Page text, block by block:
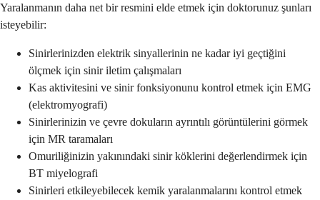
Yaralanmanın daha net bir resmini elde etmek için doktorunuz şunları
isteyebilir:
Sinirlerinizden elektrik sinyallerinin ne kadar iyi geçtiğini
ölçmek için sinir iletim çalışmaları
Kas aktivitesini ve sinir fonksiyonunu kontrol etmek için EMG
(elektromyografi)
Sinirlerinizin ve çevre dokuların ayrıntılı görüntülerini görmek
için MR taramaları
Omuriliğinizin yakınındaki sinir köklerini değerlendirmek için
BT miyelografi
Sinirleri etkileyebilecek kemik yaralanmalarını kontrol etmek